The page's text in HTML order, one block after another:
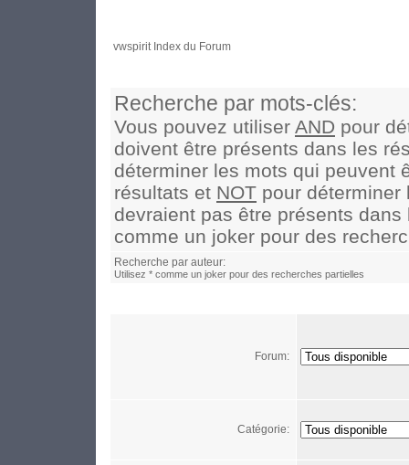
vwspirit Index du Forum
Recherche par mots-clés:
Vous pouvez utiliser AND pour
doivent être présents dans les
déterminer les mots qui peuvent
résultats et NOT pour déterminer
devraient pas être présents
comme un joker pour des
Recherche par auteur:
Utilisez * comme un joker pour des recherches partielles
Forum:
Catégorie: